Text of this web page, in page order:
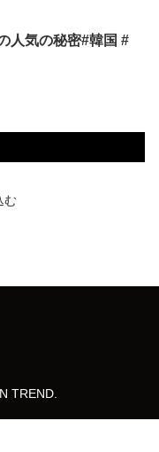
人気の秘密#韓国 #
む
TREND.